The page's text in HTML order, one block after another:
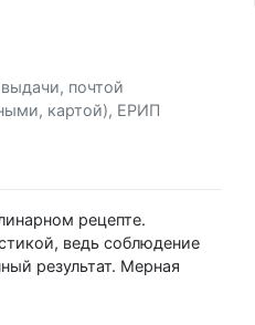
, почтой
картой), ЕРИП
рецепте.
ведь соблюдение
результат. Мерная
мерная шкала